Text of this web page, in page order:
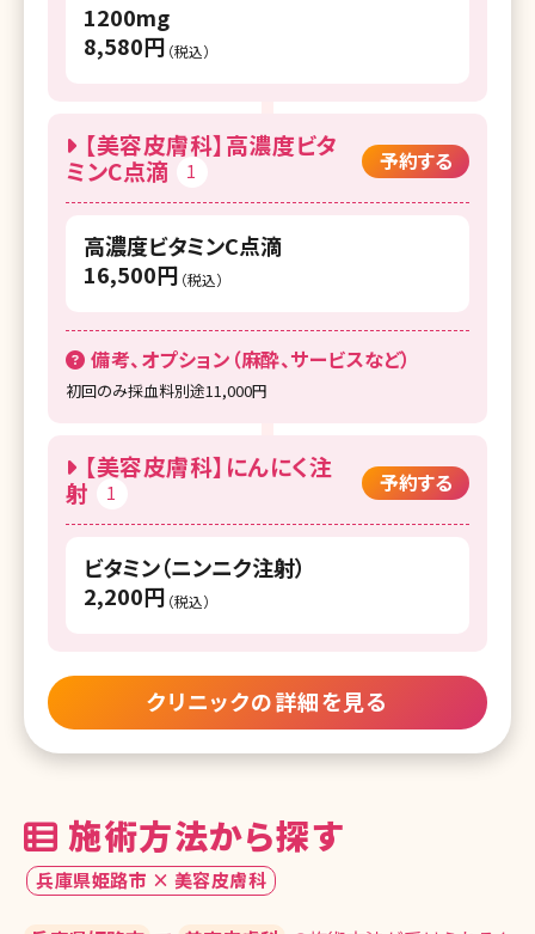
湘南美容クリニック 下関院
湘南美容クリニック 松山院
湘南美容クリニック 高知院
湘南美容皮フ科 岡山院
湘南美容クリニック 福岡院
湘南美容皮フ科 福岡天神院
湘南美容クリニック 博多院
湘南美容クリニック 久留米院
湘南美容クリニック 長崎院
湘南美容クリニック 熊本院
湘南美容クリニック 宮崎院
湘南美容皮フ科 鹿児島院
湘南美容クリニック 那覇院
1200mg
8,580円 （税込）
【美容皮膚科】高濃度ビタ
ミンC点滴
1 予約する
高濃度ビタミンC点滴
16,500円 （税込）
備考、オプション（麻酔、サービスなど）
初回のみ採血料別途11,000円
【美容皮膚科】にんにく注
射
1 予約する
ビタミン（ニンニク注射）
2,200円 （税込）
クリニックの詳細を見る
施術方法から探す
兵庫県姫路市 × 美容皮膚科